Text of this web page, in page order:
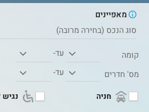
מאפיינים
סוג הנכס (בחירה מרובה)
קומה
עד-
מס' חדרים
עד-
חניה
נגיש